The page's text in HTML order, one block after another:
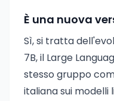
È una nuova
Sì, si tratta
7B, il Large
stesso gruppo
italiana sui modelli